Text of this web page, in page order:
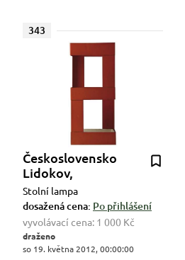
343
Československo
Lidokov,
Stolní lampa
dosažená cena: Po přihlášení
vyvolávací cena: 1 000 Kč
draženo
so 19. května 2012, 00:00:00